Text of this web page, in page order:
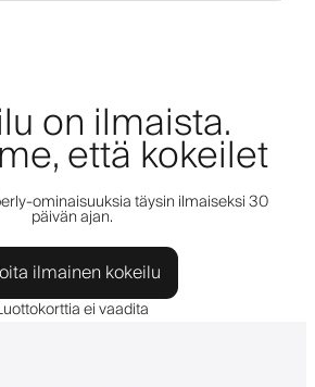
on ilmaista.
että kokeilet
ominaisuuksia täysin ilmaiseksi 30
päivän ajan.
ilmainen kokeilu
ei vaadita